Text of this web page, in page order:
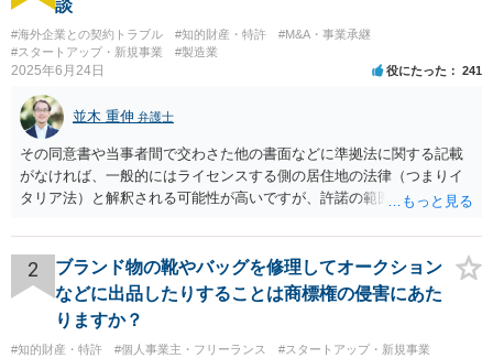
談
#海外企業との契約トラブル #知的財産・特許
#M&A・事業承継
#スタートアップ・新規事業
#製造業
2025年6月24日 役にたった 241
並木 重伸 弁護士
その同意書や当事者間で交わさた他の書面などに準拠法に関する記載
がなければ、一般的にはライセンスする側の居住地の法律（つまりイ
タリア法）と解釈される可能性が高いですが、許諾の範囲が日本国内
あります。 なお、仮に日本法になるとしても、新しい会社との間で契
約が有効かどうかは、ライセンスされた権利の種類（著作権、商標
権、特許権など）や契約の時期などを見て判断する必要があります。
いずれにせよ具体的事情が分からないと確定的な回答は難しいと思わ
れますので、弁護士に直接相談されることをお勧めします。
2
ブランド物の靴やバッグを修理してオークション
などに出品したりすることは商標権の侵害にあた
りますか？
#知的財産・特許 #個人事業主・フリーランス #スタートアップ・新規事業